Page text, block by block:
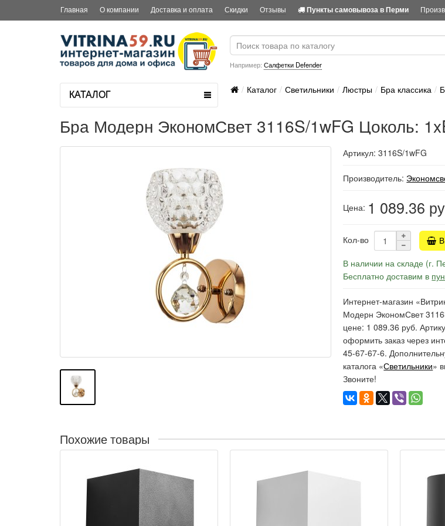
Главная О компании Доставка и оплата Скидки Отзывы Пункты самовывоза в Перми
Например: Салфетки Defender
КАТАЛОГ Каталог Светильники Люстры Бра классика
Бра Модерн ЭкономСвет 3116S/1wFG Цоколь:
Артикул: 3116S/1wFG
Производитель:
Цена: 1 089.36
Кол-во
В наличии на складе (г.
Бесплатно доставим в
Интернет-магазин
Модерн ЭкономСвет
цене: 1 089.36 руб.
оформить заказ через
45-67-67-6.
каталога «Светильники»
Звоните!
Похожие товары